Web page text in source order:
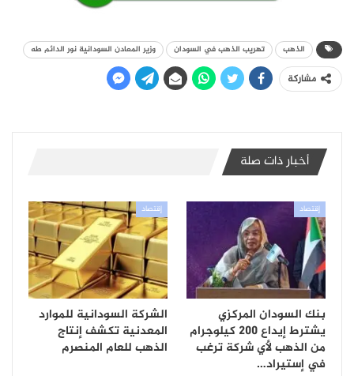
الذهب تهريب الذهب في السودان وزير المعادن السودانية نور الدائم طه
مشاركة
أخبار ذات صلة
إقتصاد
بنك السودان المركزي
يشترط إيداع 200 كيلوجرام
من الذهب لأي شركة ترغب
في إستيراد…
إقتصاد
الشركة السودانية للموارد
المعدنية تكشف إنتاج
الذهب للعام المنصرم